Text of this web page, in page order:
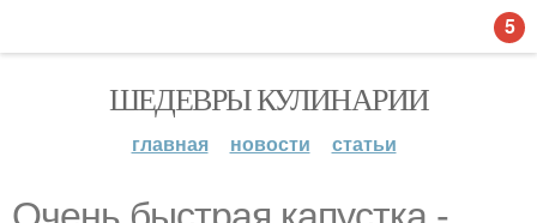
ШЕДЕВРЫ КУЛИНАРИИ
главная новости статьи
5